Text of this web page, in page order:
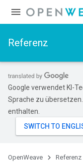
Referenz
Google verwendet KI-
Sprache zu
enthalten.
OpenWeave Referenz